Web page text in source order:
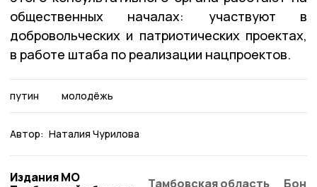
общественных началах: участвуют в
добровольческих и патриотических проектах,
в работе штаба по реализации нацпроектов.
путин молодёжь
Автор: Наталия Чурилова
Издания МО
Тамбовская область